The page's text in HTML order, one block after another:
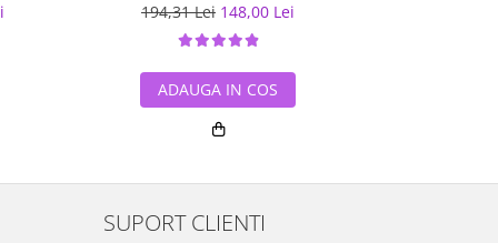
194,31 Lei 148,00 Lei
ADAUGA IN COS
SUPORT CLIENTI